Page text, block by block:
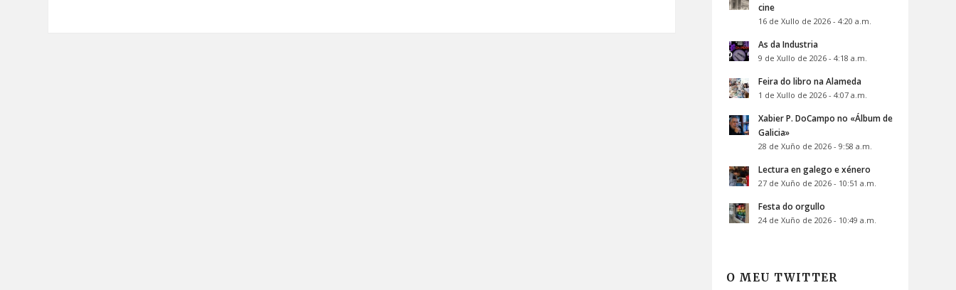
cine
16 de Xullo de 2026 - 4:20 a.m.
As da Industria
9 de Xullo de 2026 - 4:18 a.m.
Feira do libro na Alameda
1 de Xullo de 2026 - 4:07 a.m.
Xabier P. DoCampo no «Álbum de
Galicia»
28 de Xuño de 2026 - 9:58 a.m.
Lectura en galego e xénero
27 de Xuño de 2026 - 10:51 a.m.
Festa do orgullo
24 de Xuño de 2026 - 10:49 a.m.
O MEU TWITTER